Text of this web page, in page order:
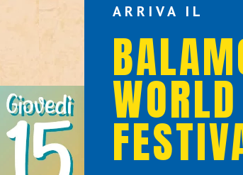
ARRIVA IL